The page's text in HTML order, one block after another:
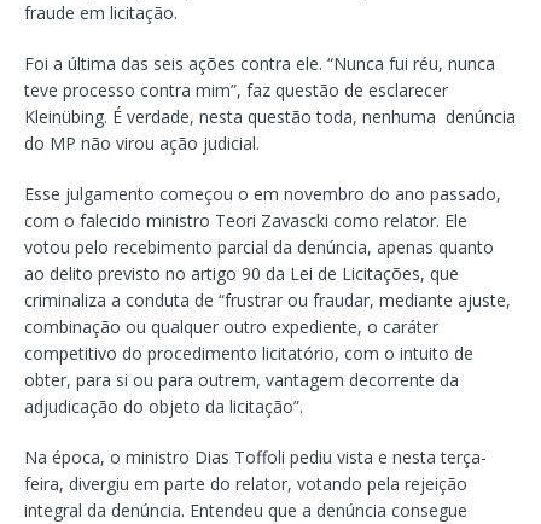
fraude em licitação.
Foi a última das seis ações contra ele. “Nunca fui réu, nunca
teve processo contra mim”, faz questão de esclarecer
Kleinübing. É verdade, nesta questão toda, nenhuma denúncia
do MP não virou ação judicial.
Esse julgamento começou o em novembro do ano passado,
com o falecido ministro Teori Zavascki como relator. Ele
votou pelo recebimento parcial da denúncia, apenas quanto
ao delito previsto no artigo 90 da Lei de Licitações, que
criminaliza a conduta de “frustrar ou fraudar, mediante ajuste,
combinação ou qualquer outro expediente, o caráter
competitivo do procedimento licitatório, com o intuito de
obter, para si ou para outrem, vantagem decorrente da
adjudicação do objeto da licitação”.
Na época, o ministro Dias Toffoli pediu vista e nesta terça-
feira, divergiu em parte do relator, votando pela rejeição
integral da denúncia. Entendeu que a denúncia consegue